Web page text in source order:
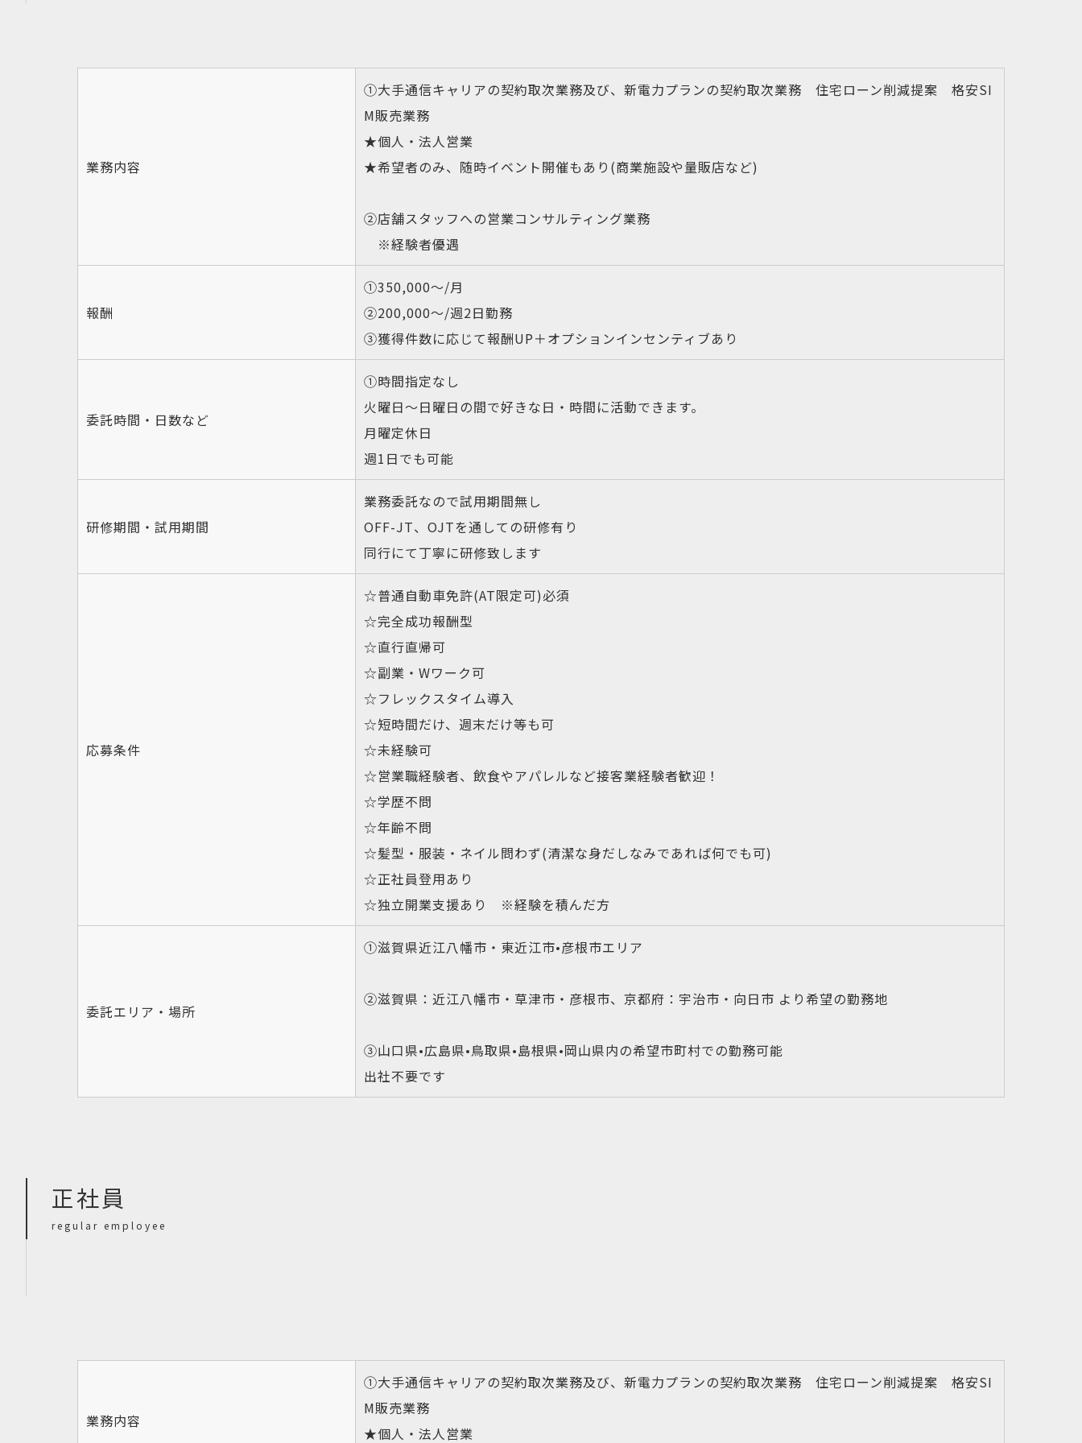
業務内容
①大手通信キャリアの契約取次業務及び、新電力プランの契約取次業務 住宅ローン削減提案 格安SI
M販売業務
★個人・法人営業
★希望者のみ、随時イベント開催もあり(商業施設や量販店など)
②店舗スタッフへの営業コンサルティング業務
※経験者優遇
報酬
①350,000〜/月
②200,000〜/週2日勤務
③獲得件数に応じて報酬UP＋オプションインセンティブあり
委託時間・日数など
①時間指定なし
火曜日～日曜日の間で好きな日・時間に活動できます。
月曜定休日
週1日でも可能
研修期間・試用期間
業務委託なので試用期間無し
OFF-JT、OJTを通しての研修有り
同行にて丁寧に研修致します
応募条件
☆普通自動車免許(AT限定可)必須
☆完全成功報酬型
☆直行直帰可
☆副業・Wワーク可
☆フレックスタイム導入
☆短時間だけ、週末だけ等も可
☆未経験可
☆営業職経験者、飲食やアパレルなど接客業経験者歓迎！
☆学歴不問
☆年齢不問
☆髪型・服装・ネイル問わず(清潔な身だしなみであれば何でも可)
☆正社員登用あり
☆独立開業支援あり ※経験を積んだ方
委託エリア・場所
①滋賀県近江八幡市・東近江市•彦根市エリア
②滋賀県：近江八幡市・草津市・彦根市、京都府：宇治市・向日市 より希望の勤務地
③山口県•広島県•鳥取県•島根県•岡山県内の希望市町村での勤務可能
出社不要です
正社員
regular employee
業務内容
①大手通信キャリアの契約取次業務及び、新電力プランの契約取次業務 住宅ローン削減提案 格安SI
M販売業務
★個人・法人営業